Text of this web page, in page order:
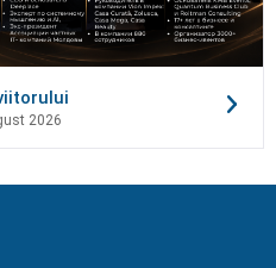
2026